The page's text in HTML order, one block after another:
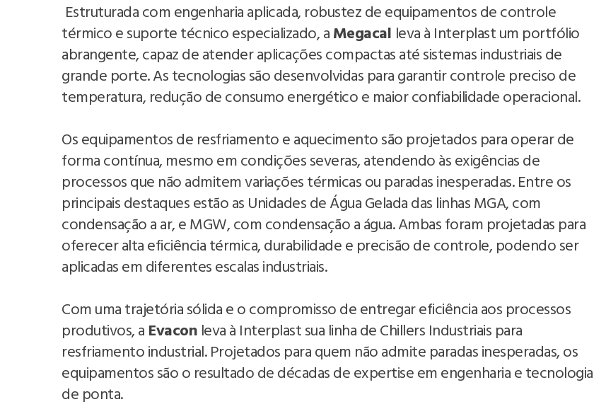
Estruturada com engenharia aplicada, robustez de equipamentos de controle
térmico e suporte técnico especializado, aMegacal leva à Interplast um portfólio
abrangente, capaz de atender aplicações compactas até sistemas industriais de
grande porte. As tecnologias são desenvolvidas para garantir controle preciso de
temperatura, redução de consumo energético e maior confiabilidade operacional.
Os equipamentos de resfriamento e aquecimento são projetados para operar de
forma contínua, mesmo em condições severas, atendendo às exigências de
processos que não admitem variações térmicas ou paradas inesperadas. Entre os
principais destaques estão as Unidades de Água Gelada das linhas MGA, com
condensação a ar, e MGW, com condensação a água. Ambas foram projetadas para
oferecer alta eficiência térmica, durabilidade e precisão de controle, podendo ser
aplicadas em diferentes escalas industriais.
Com uma trajetória sólida e o compromisso de entregar eficiência aos processos
produtivos, a Evacon leva à Interplast sua linha de Chillers Industriais para
resfriamento industrial. Projetados para quem não admite paradas inesperadas, os
equipamentos são o resultado de décadas de expertise em engenharia e tecnologia
de ponta.